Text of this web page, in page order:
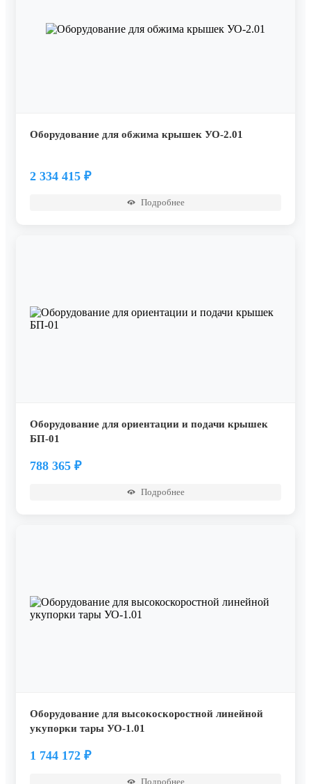
Оборудование для обжима крышек УО-2.01
2 334 415 ₽
Подробнее
Оборудование для ориентации и подачи крышек
БП-01
788 365 ₽
Подробнее
Оборудование для высокоскоростной линейной
укупорки тары УО-1.01
1 744 172 ₽
Подробнее